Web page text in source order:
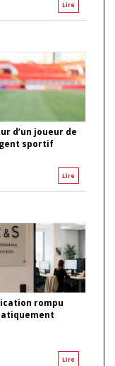
Lire
d’un joueur de
sportif
Lire
rompu
Lire